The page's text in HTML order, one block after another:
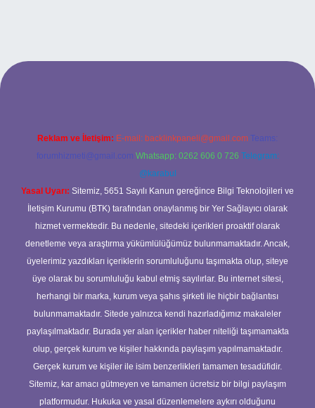
betci
Reklam ve İletişim: E-mail: backlinkpaneli@gmail.com Teams:
forumhizmeti@gmail.com Whatsapp: 0262 606 0 726 Telegram:
@karabul
Yasal Uyarı: Sitemiz, 5651 Sayılı Kanun gereğince Bilgi Teknolojileri ve
İletişim Kurumu (BTK) tarafından onaylanmış bir Yer Sağlayıcı olarak
hizmet vermektedir. Bu nedenle, sitedeki içerikleri proaktif olarak
denetleme veya araştırma yükümlülüğümüz bulunmamaktadır. Ancak,
üyelerimiz yazdıkları içeriklerin sorumluluğunu taşımakta olup, siteye
üye olarak bu sorumluluğu kabul etmiş sayılırlar. Bu internet sitesi,
herhangi bir marka, kurum veya şahıs şirketi ile hiçbir bağlantısı
bulunmamaktadır. Sitede yalnızca kendi hazırladığımız makaleler
paylaşılmaktadır. Burada yer alan içerikler haber niteliği taşımamakta
olup, gerçek kurum ve kişiler hakkında paylaşım yapılmamaktadır.
Gerçek kurum ve kişiler ile isim benzerlikleri tamamen tesadüfidir.
Sitemiz, kar amacı gütmeyen ve tamamen ücretsiz bir bilgi paylaşım
platformudur. Hukuka ve yasal düzenlemelere aykırı olduğunu